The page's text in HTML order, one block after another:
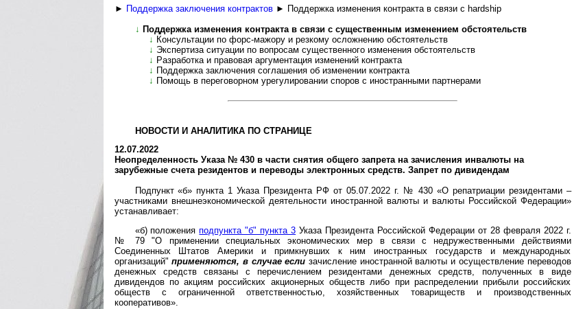
► Поддержка заключения контрактов► Поддержка изменения контракта в связи с hardship
↓ Поддержка изменения контракта в связи с существенным изменением обстоятельств
↓ Консультации по форс-мажору и резкому осложнению обстоятельств
↓ Экспертиза ситуации по вопросам существенного изменения обстоятельств
↓ Разработка и правовая аргументация изменений контракта
↓ Поддержка заключения соглашения об изменении контракта
↓ Помощь в переговорном урегулировании споров с иностранными партнерами
НОВОСТИ И АНАЛИТИКА ПО СТРАНИЦЕ
12.07.2022
Неопределенность Указа № 430 в части снятия общего запрета на зачисления инвалюты на
зарубежные счета резидентов и переводы электронных средств. Запрет по дивидендам
Подпункт «б» пункта 1 Указа Президента РФ от 05.07.2022 г. № 430 «О репатриации резидентами –
участниками внешнеэкономической деятельности иностранной валюты и валюты Российской Федерации»
устанавливает:
«б) положенияподпункта "б" пункта 3 Указа Президента Российской Федерации от 28 февраля 2022 г.
№ 79 "О применении специальных экономических мер в связи с недружественными действиями
Соединенных Штатов Америки и примкнувших к ним иностранных государств и международных
организаций"при­ме­ня­ют­ся, в случае если зачисление иностранной валюты и осуществление переводов
денежных средств связаны с перечислением резидентами денежных средств, полученных в виде
дивидендов по акциям российских ак­ци­о­нер­ных обществ либо при распределении прибыли российских
обществ с ограниченной от­вет­ст­вен­нос­тью, хозяйственных товариществ и производственных
кооперативов».